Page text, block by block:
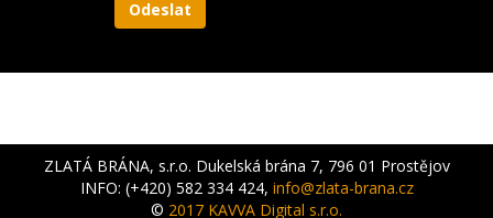
ZLATÁ BRÁNA, s.r.o. Dukelská brána 7, 796 01 Prostějov
INFO: (+420) 582 334 424, info@zlata-brana.cz
© 2017 KAVVA Digital s.r.o.